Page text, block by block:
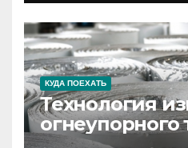
КУДА ПОЕХАТЬ
Технология
огнеупорного